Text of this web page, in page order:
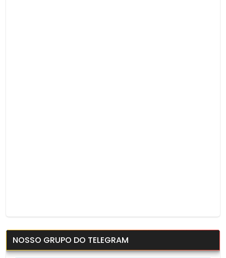
NOSSO GRUPO DO TELEGRAM